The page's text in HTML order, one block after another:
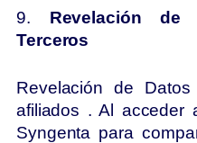
9. Revelación de
Terceros
Revelación de
afiliados . Al acceder
Syngenta para